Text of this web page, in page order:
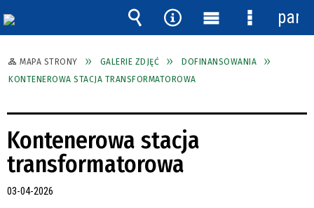
MAPA STRONY GALERIE ZDJĘĆ
DOFINANSOWANIA
KONTENEROWA STACJA TRANSFORMATOROWA
Kontenerowa stacja
transformatorowa
03-04-2026
Wyszukiwarka
Narzędzia
Menu
główne
Menu